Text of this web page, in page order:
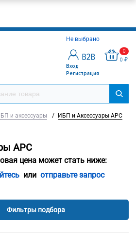
Не выбрано
Вход
Регистрация
0
0 ₽
и аксессуары / ИБП и Аксессуары APC
APC
цена может стать ниже:
или отправьте запрос
Фильтры подбора